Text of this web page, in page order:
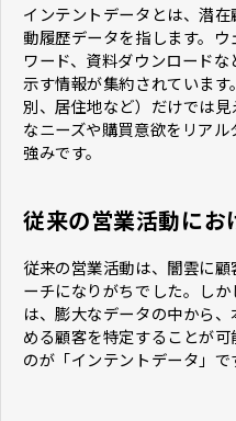
インテントデータとは、潜
動履歴データを指します。
ワード、資料ダウンロード
示す情報が集約されていま
別、居住地など）だけでは
なニーズや購買意欲をリア
強みです。
従来の営業活動にお
従来の営業活動は、闇雲に
ーチになりがちでした。し
は、膨大なデータの中から
める顧客を特定することが
のが「インテントデータ」で